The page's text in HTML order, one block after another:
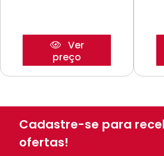
Ver
preço
Cadastre-se para
ofertas!